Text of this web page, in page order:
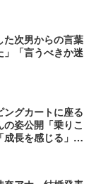
た次男からの言葉
」「言うべきか迷
グカートに座る
姿公開「乗りこ
長を感じる」の